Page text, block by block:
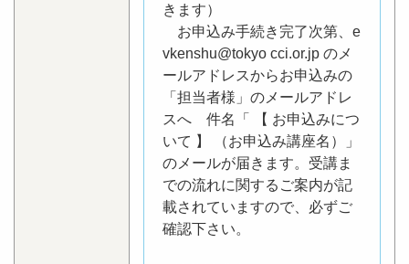
きます）
お申込み手続き完了次第、e
vkenshu@tokyo cci.or.jp のメ
ールアドレスからお申込みの
「担当者様」のメールアドレ
スへ 件名「 【 お申込みにつ
いて 】 （お申込み講座名）」
のメールが届きます。受講ま
での流れに関するご案内が記
載されていますので、必ずご
確認下さい。